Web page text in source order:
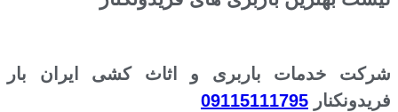
شرکت خدمات باربری و اثاث کشی ایران بار
فریدونکنار 09115111795